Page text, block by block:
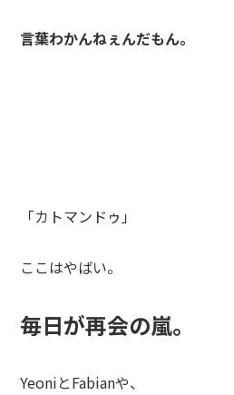
言葉わかんねぇんだもん。
「カトマンドゥ」
ここはやばい。
毎日が再会の嵐。
YeoniとFabianや、